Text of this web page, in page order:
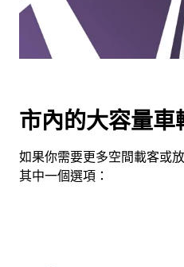
日
期。
鈕
可
關
市內的大容量車
如果你需要更多空間載客或
其中一個選項：